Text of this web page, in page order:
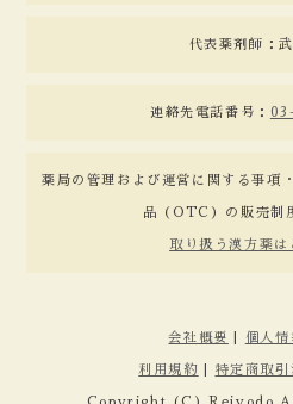
代表薬剤師：
連絡先電話番号：
薬局の管理および運営に関する事項
品（OTC）の販売制
取り扱う漢方薬は
会社概要 個人情
利用規約 特定商取引